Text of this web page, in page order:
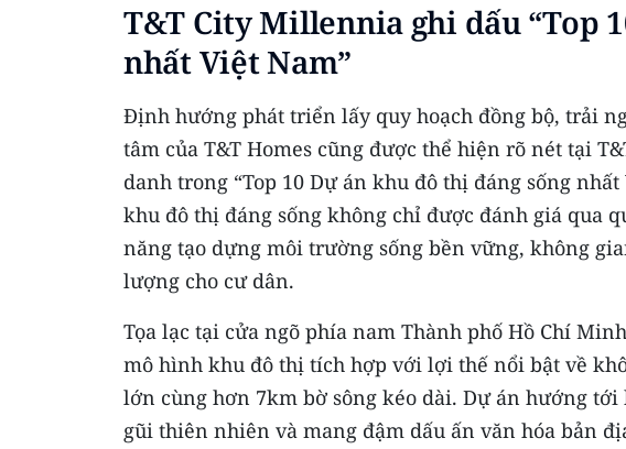
T&T City Millennia ghi dấu “Top
nhất Việt Nam”
Định hướng phát triển lấy quy hoạch đồng bộ, trải
tâm của T&T Homes cũng được thể hiện rõ nét tại
danh trong “Top 10 Dự án khu đô thị đáng sống
khu đô thị đáng sống không chỉ được đánh giá qua
năng tạo dựng môi trường sống bền vững, không
lượng cho cư dân.
Tọa lạc tại cửa ngõ phía nam Thành phố Hồ Chí
mô hình khu đô thị tích hợp với lợi thế nổi bật về
lớn cùng hơn 7km bờ sông kéo dài. Dự án hướng
gũi thiên nhiên và mang đậm dấu ấn văn hóa bản